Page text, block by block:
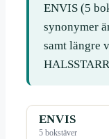
ENVIS (5
synonymer
samt längre
ENVIS
5 bokstäver